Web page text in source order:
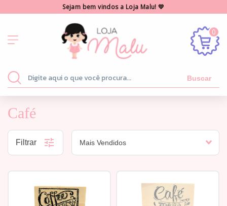
Sejam bem vindos a Loja Malu! 💛
0
Buscar
Café
Filtrar